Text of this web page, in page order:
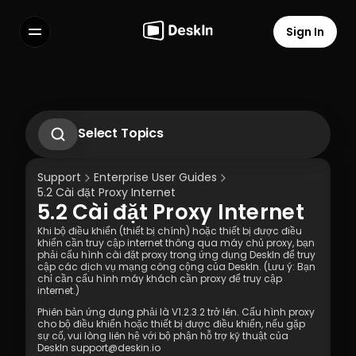
Terms of Service
Privacy Policy
Sign In
Select Topics
2.1. Hướng Dẫn Vận Hành Lần Đầu
Hướng dẫn vận hành kịch bản làm việc từ
xa 2.2
Hướng dẫn vận hành kịch bản hỗ trợ kỹ
thuật 2.3
2.4 Kịch bản Hỗ trợ Kỹ thuật Tạm thời -
Hướng dẫn Vận hành SOS
3.1 Cài đặt Silent Cmd & Liên kết thiết bị
Doanh nghiệp | Mật khẩu Tài khoản
3.3 Cách hủy liên kết thiết bị sau khi đã
liên kết (Kết thúc được kiểm soát)
Support
Enterprise User Guides
5.2 Cài đặt Proxy Internet
5.2 Cài đặt Proxy Internet
Khi bộ điều khiển (thiết bị chính) hoặc thiết bị được điều
khiển cần truy cập internet thông qua máy chủ proxy, bạn
phải cấu hình cài đặt proxy trong ứng dụng DeskIn để truy
cập các dịch vụ mạng công cộng của DeskIn. (Lưu ý: Bạn
chỉ cần cấu hình máy khách cần proxy để truy cập
internet.)
Phiên bản ứng dụng phải là V1.2.3.2 trở lên. Cấu hình proxy
cho bộ điều khiển hoặc thiết bị được điều khiển, nếu gặp
sự cố, vui lòng liên hệ với bộ phận hỗ trợ kỹ thuật của
DeskIn support@deskin.io